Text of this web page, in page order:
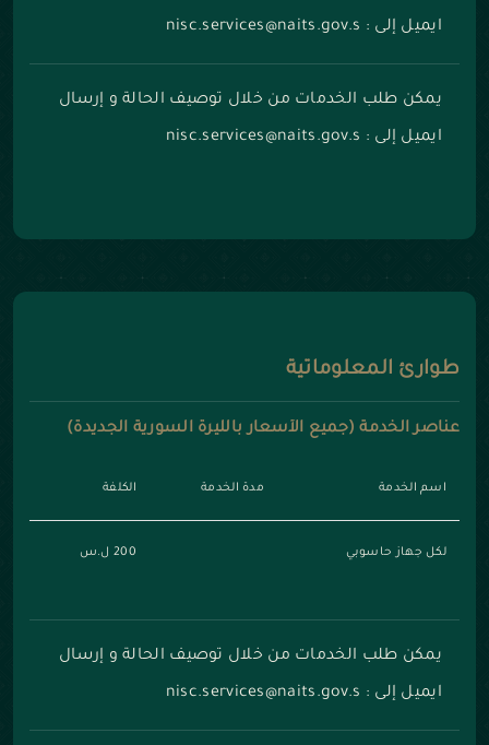
ايميل إلى : nisc.services@naits.gov.s
يمكن طلب الخدمات من خلال توصيف الحالة و إرسال
ايميل إلى : nisc.services@naits.gov.s
طوارئ المعلوماتية
عناصر الخدمة (جميع الأسعار بالليرة السورية الجديدة)
اسم الخدمة مدة الخدمة الكلفة
لكل جهاز حاسوبي 200 ل.س
يمكن طلب الخدمات من خلال توصيف الحالة و إرسال
ايميل إلى : nisc.services@naits.gov.s